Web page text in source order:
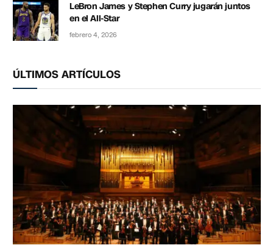
LeBron James y Stephen Curry jugarán juntos
en el All-Star
febrero 4, 2026
ÚLTIMOS ARTÍCULOS